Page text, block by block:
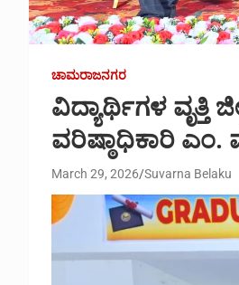
ಚಾಮರಾಜನಗರ
ವಿದ್ಯಾರ್ಥಿಗಳ
ವರಿಷ್ಠಾಧಿಕಾರಿ ಎಂ.
March 29, 2026 Suvarna Belaku